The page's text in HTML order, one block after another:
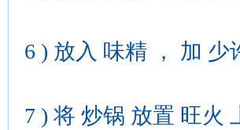
6 ) 放入 味精 ， 加
7 ) 将 炒锅 放置 旺火